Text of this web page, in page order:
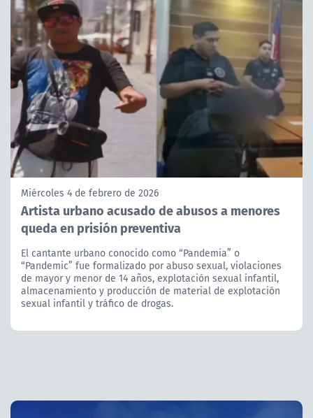
Miércoles 4 de febrero de 2026
Artista urbano acusado de abusos a menores
queda en prisión preventiva
El cantante urbano conocido como “Pandemia” o
“Pandemic” fue formalizado por abuso sexual, violaciones
de mayor y menor de 14 años, explotación sexual infantil,
almacenamiento y producción de material de explotación
sexual infantil y tráfico de drogas.